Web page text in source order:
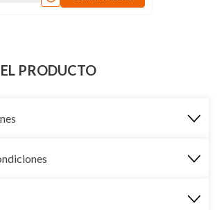
PRODUCTO